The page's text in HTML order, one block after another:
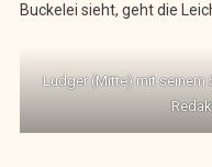
Buckelei sieht, geht die
Ludger (Mitte) mit seinem